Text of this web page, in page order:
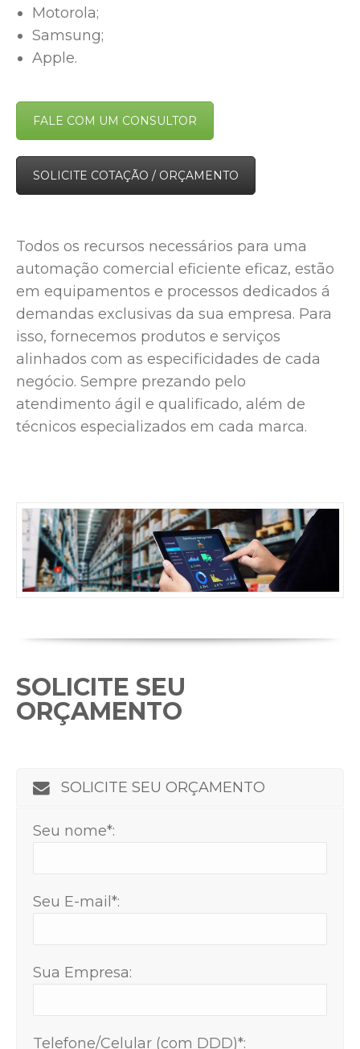
Motorola;
Samsung;
Apple.
FALE COM UM CONSULTOR
SOLICITE COTAÇÃO / ORÇAMENTO
Todos os recursos necessários para uma
automação comercial eficiente eficaz, estão
em equipamentos e processos dedicados á
demandas exclusivas da sua empresa. Para
isso, fornecemos produtos e serviços
alinhados com as especificidades de cada
negócio. Sempre prezando pelo
atendimento ágil e qualificado, além de
técnicos especializados em cada marca.
SOLICITE SEU
ORÇAMENTO
SOLICITE SEU ORÇAMENTO
Seu nome*:
Seu E-mail*:
Sua Empresa:
Telefone/Celular (com DDD)*: